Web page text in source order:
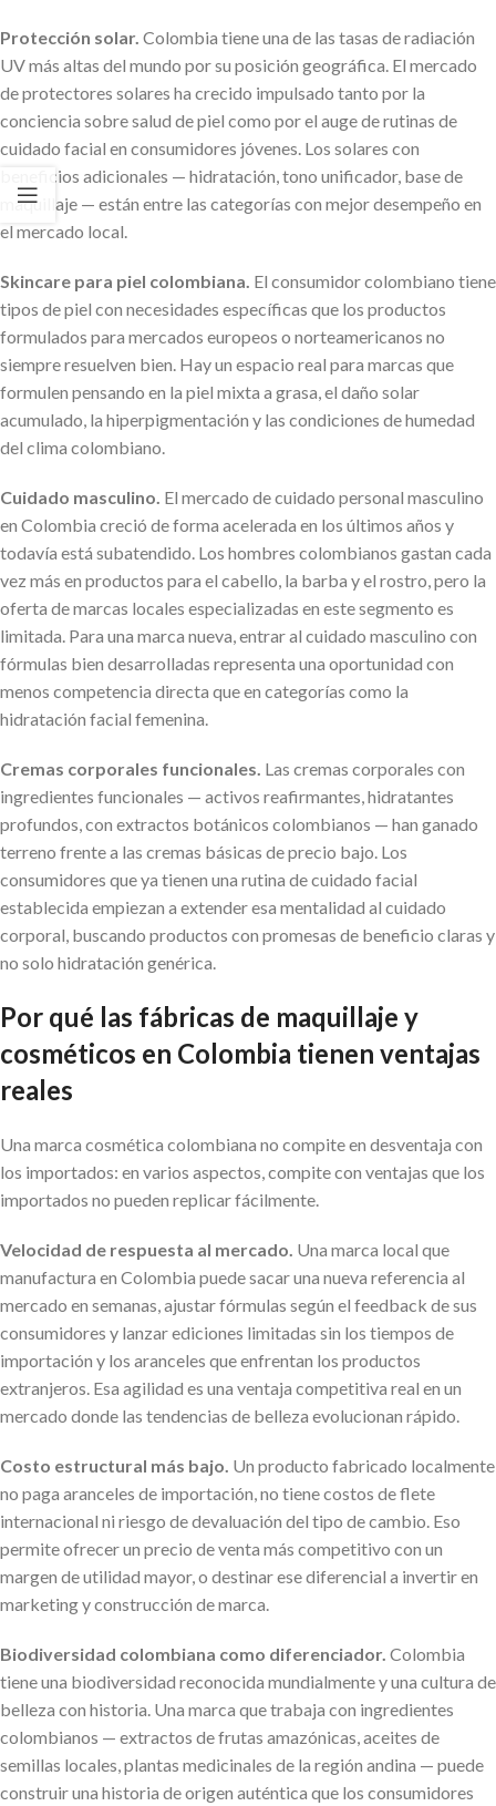
Protección solar. Colombia tiene una de las tasas de radiación
UV más altas del mundo por su posición geográfica. El mercado
de protectores solares ha crecido impulsado tanto por la
conciencia sobre salud de piel como por el auge de rutinas de
cuidado facial en consumidores jóvenes. Los solares con
beneficios adicionales — hidratación, tono unificador, base de
maquillaje — están entre las categorías con mejor desempeño en
el mercado local.
Skincare para piel colombiana. El consumidor colombiano tiene
tipos de piel con necesidades específicas que los productos
formulados para mercados europeos o norteamericanos no
siempre resuelven bien. Hay un espacio real para marcas que
formulen pensando en la piel mixta a grasa, el daño solar
acumulado, la hiperpigmentación y las condiciones de humedad
del clima colombiano.
Cuidado masculino. El mercado de cuidado personal masculino
en Colombia creció de forma acelerada en los últimos años y
todavía está subatendido. Los hombres colombianos gastan cada
vez más en productos para el cabello, la barba y el rostro, pero la
oferta de marcas locales especializadas en este segmento es
limitada. Para una marca nueva, entrar al cuidado masculino con
fórmulas bien desarrolladas representa una oportunidad con
menos competencia directa que en categorías como la
hidratación facial femenina.
Cremas corporales funcionales. Las cremas corporales con
ingredientes funcionales — activos reafirmantes, hidratantes
profundos, con extractos botánicos colombianos — han ganado
terreno frente a las cremas básicas de precio bajo. Los
consumidores que ya tienen una rutina de cuidado facial
establecida empiezan a extender esa mentalidad al cuidado
corporal, buscando productos con promesas de beneficio claras y
no solo hidratación genérica.
Por qué las fábricas de maquillaje y
cosméticos en Colombia tienen ventajas
reales
Una marca cosmética colombiana no compite en desventaja con
los importados: en varios aspectos, compite con ventajas que los
importados no pueden replicar fácilmente.
Velocidad de respuesta al mercado. Una marca local que
manufactura en Colombia puede sacar una nueva referencia al
mercado en semanas, ajustar fórmulas según el feedback de sus
consumidores y lanzar ediciones limitadas sin los tiempos de
importación y los aranceles que enfrentan los productos
extranjeros. Esa agilidad es una ventaja competitiva real en un
mercado donde las tendencias de belleza evolucionan rápido.
Costo estructural más bajo. Un producto fabricado localmente
no paga aranceles de importación, no tiene costos de flete
internacional ni riesgo de devaluación del tipo de cambio. Eso
permite ofrecer un precio de venta más competitivo con un
margen de utilidad mayor, o destinar ese diferencial a invertir en
marketing y construcción de marca.
Biodiversidad colombiana como diferenciador. Colombia
tiene una biodiversidad reconocida mundialmente y una cultura de
belleza con historia. Una marca que trabaja con ingredientes
colombianos — extractos de frutas amazónicas, aceites de
semillas locales, plantas medicinales de la región andina — puede
construir una historia de origen auténtica que los consumidores